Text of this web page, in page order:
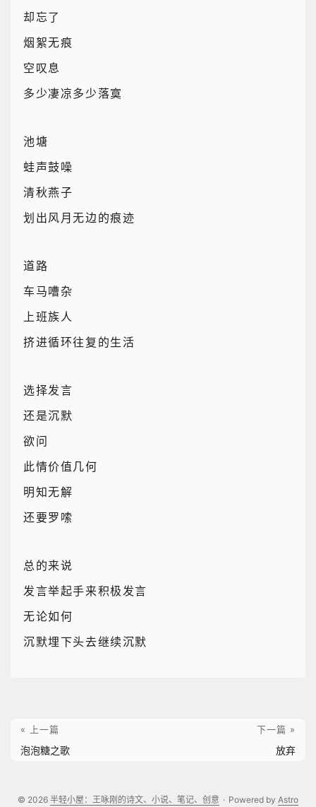
却忘了
烟絮无痕
空叹息
多少凄凉多少落寞
池塘
蛙声鼓噪
清秋燕子
划出风月无边的痕迹
道路
车马嘈杂
上班族人
挤进循环往复的生活
选择发言
还是沉默
欲问
此情价值几何
明知无解
还要罗嗦
总的来说
发言举起手来积极发言
无论如何
沉默埋下头去继续沉默
« 上一篇
泡泡糖之歌
下一篇 »
放弃
© 2026 半轻小屋：王咏刚的诗文、小说、笔记、创意 · Powered by Astro